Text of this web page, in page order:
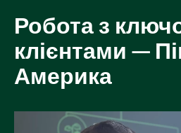
Робота з
клієнтами —
Америка